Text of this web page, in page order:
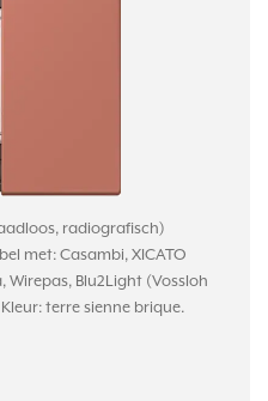
radiografisch)
met: Casambi, XICATO
Wirepas, Blu2Light (Vossloh
terre sienne brique.